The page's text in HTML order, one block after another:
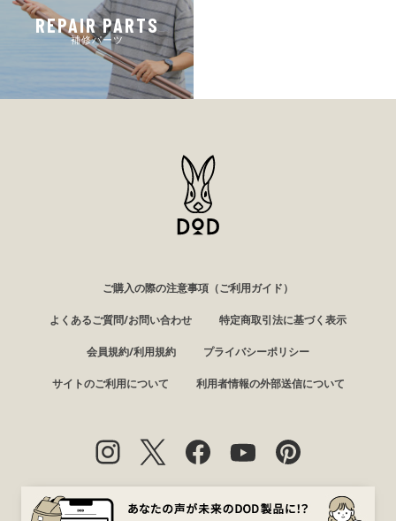
REPAIR PARTS
補修パーツ
ご購入の際の注意事項（ご利用ガイド）
よくあるご質問/お問い合わせ 特定商取引法に基づく表示
会員規約/利用規約 プライバシーポリシー
サイトのご利用について 利用者情報の外部送信について